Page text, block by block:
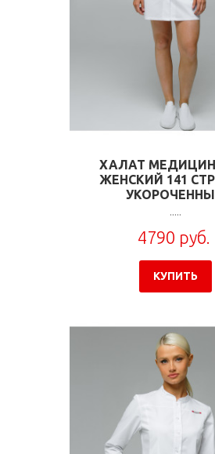
ХАЛАТ
ЖЕНСКИЙ 141
.....
4790 руб.
КУПИТЬ